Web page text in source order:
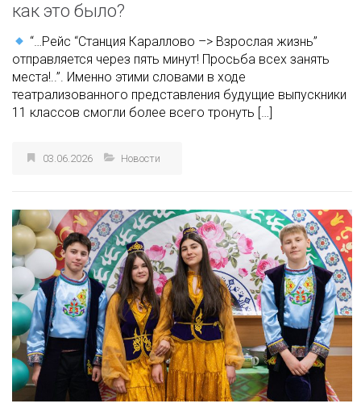
как это было?
“…Рейс “Станция Караллово –> Взрослая жизнь”
отправляется через пять минут! Просьба всех занять
места!..”. Именно этими словами в ходе
театрализованного представления будущие выпускники
11 классов смогли более всего тронуть […]
03.06.2026 Новости